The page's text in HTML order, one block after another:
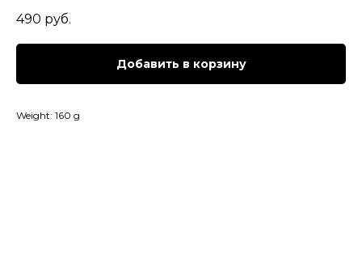
490 руб.
Добавить в корзину
Weight: 160 g